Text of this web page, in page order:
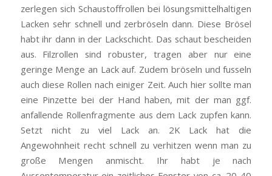
zerlegen sich Schaustoffrollen bei lösungsmittelhaltigen
Lacken sehr schnell und zerbröseln dann. Diese Brösel
habt ihr dann in der Lackschicht. Das schaut bescheiden
aus. Filzrollen sind robuster, tragen aber nur eine
geringe Menge an Lack auf. Zudem bröseln und fusseln
auch diese Rollen nach einiger Zeit. Auch hier sollte man
eine Pinzette bei der Hand haben, mit der man ggf.
anfallende Rollenfragmente aus dem Lack zupfen kann.
Setzt nicht zu viel Lack an. 2K Lack hat die
Angewohnheit recht schnell zu verhitzen wenn man zu
große Mengen anmischt. Ihr habt je nach